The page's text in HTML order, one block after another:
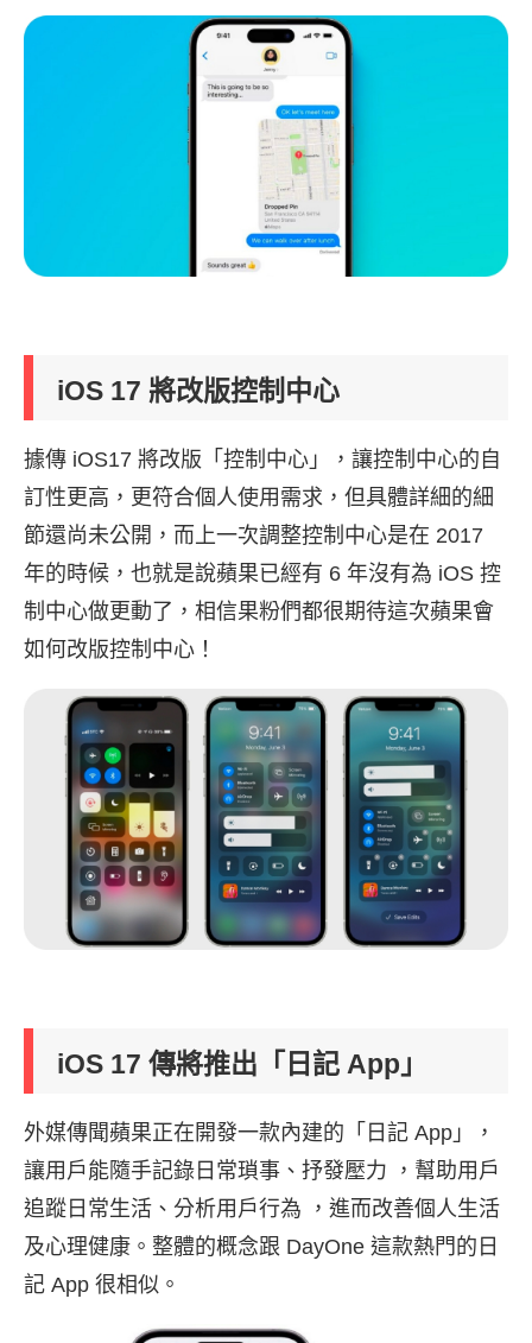
iOS 17 將改版控制中心
據傳 iOS17 將改版「控制中心」，讓控制中心的自
訂性更高，更符合個人使用需求，但具體詳細的細
節還尚未公開，而上一次調整控制中心是在 2017
年的時候，也就是說蘋果已經有 6 年沒有為 iOS 控
制中心做更動了，相信果粉們都很期待這次蘋果會
如何改版控制中心！
iOS 17 傳將推出「日記 App」
外媒傳聞蘋果正在開發一款內建的「日記 App」，
讓用戶能隨手記錄日常瑣事、抒發壓力 ，幫助用戶
追蹤日常生活、分析用戶行為 ，進而改善個人生活
及心理健康。整體的概念跟 DayOne 這款熱門的日
記 App 很相似。